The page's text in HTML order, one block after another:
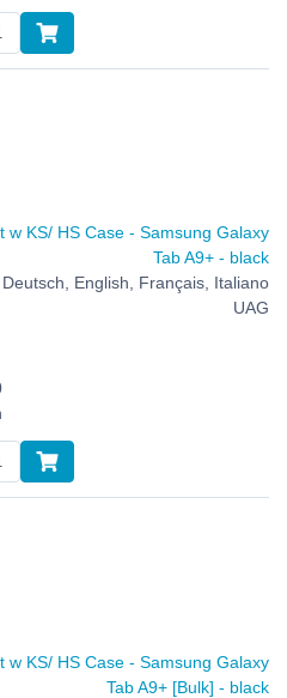
w KS/ HS Case - Samsung Galaxy
Tab A9+ - black
English, Français, Italiano
UAG
w KS/ HS Case - Samsung Galaxy
Tab A9+ [Bulk] - black